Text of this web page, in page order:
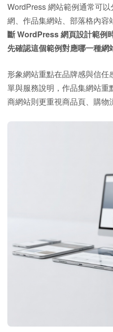
WordPress 網站範例通常可
網、作品集網站、部落格內容
斷 WordPress 網頁設計範例
先確認這個範例對應哪一種網
形象網站重點在品牌感與信
單與服務說明，作品集網站
商網站則更重視商品頁、購物